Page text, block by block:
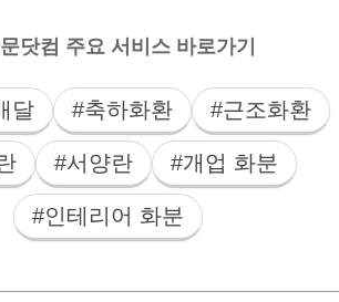
닷컴 주요 서비스 바로가기
달 #축하화환 #근조화환
#서양란 #개업 화분
#인테리어 화분